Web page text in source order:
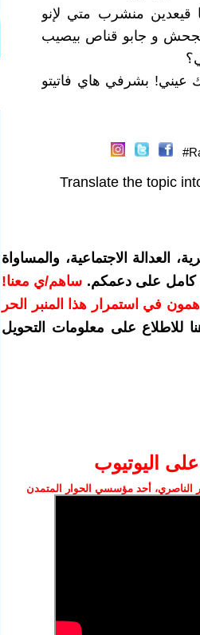
قيعدين منشرب متي لإنو
و جابو قناص بيصيب
عيني! بشرفي هاي فاتيتو
Translate the topic
الاجتماعية، والمساواة
كامل على دعمكم. ساهم/ي معنا!
تساهمون في استمرار هذا المنبر الحر
للاطلاع على معلومات التحويل
اليوتيوب
أحد مؤسسي الحوار المتمدن